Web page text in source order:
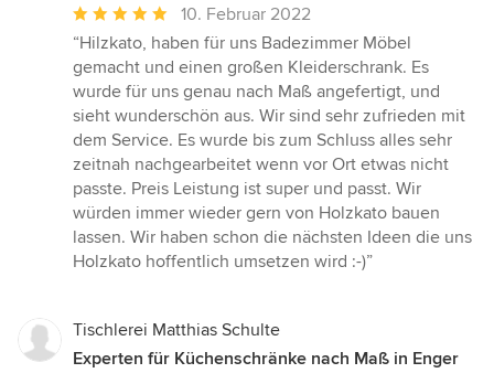
Durchschnittliche
Bewertung:
5
von
5
Sternen
10. Februar 2022
“Hilzkato, haben für uns Badezimmer Möbel
gemacht und einen großen Kleiderschrank. Es
wurde für uns genau nach Maß angefertigt, und
sieht wunderschön aus. Wir sind sehr zufrieden mit
dem Service. Es wurde bis zum Schluss alles sehr
zeitnah nachgearbeitet wenn vor Ort etwas nicht
passte. Preis Leistung ist super und passt. Wir
würden immer wieder gern von Holzkato bauen
lassen. Wir haben schon die nächsten Ideen die uns
Holzkato hoffentlich umsetzen wird :-)”
Tischlerei Matthias Schulte
Experten für Küchenschränke nach Maß in Enger